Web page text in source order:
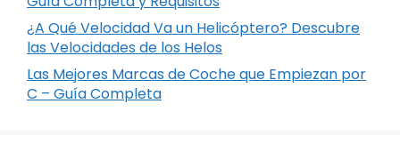
¿A Qué Velocidad Va un Helicóptero? Descubre
las Velocidades de los Helos
Las Mejores Marcas de Coche que Empiezan por
C – Guía Completa